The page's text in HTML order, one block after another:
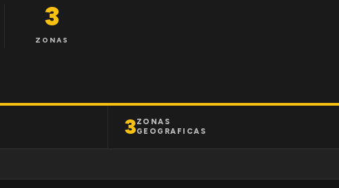
3
ZONAS
3ZONAS
GEOGRAFICAS